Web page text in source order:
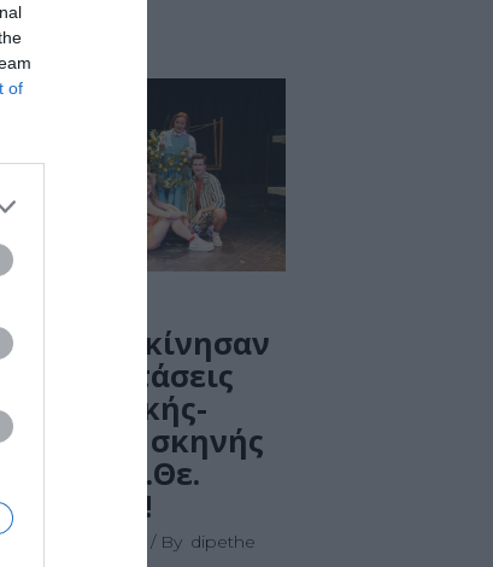
of
ΤΥΠΟΥ_Ξεκίνησαν
οι παραστάσεις
Παιδικής-
σκηνής
του Δη.Πε.Θε.
Νοεμβρίου 2023 By dipethe